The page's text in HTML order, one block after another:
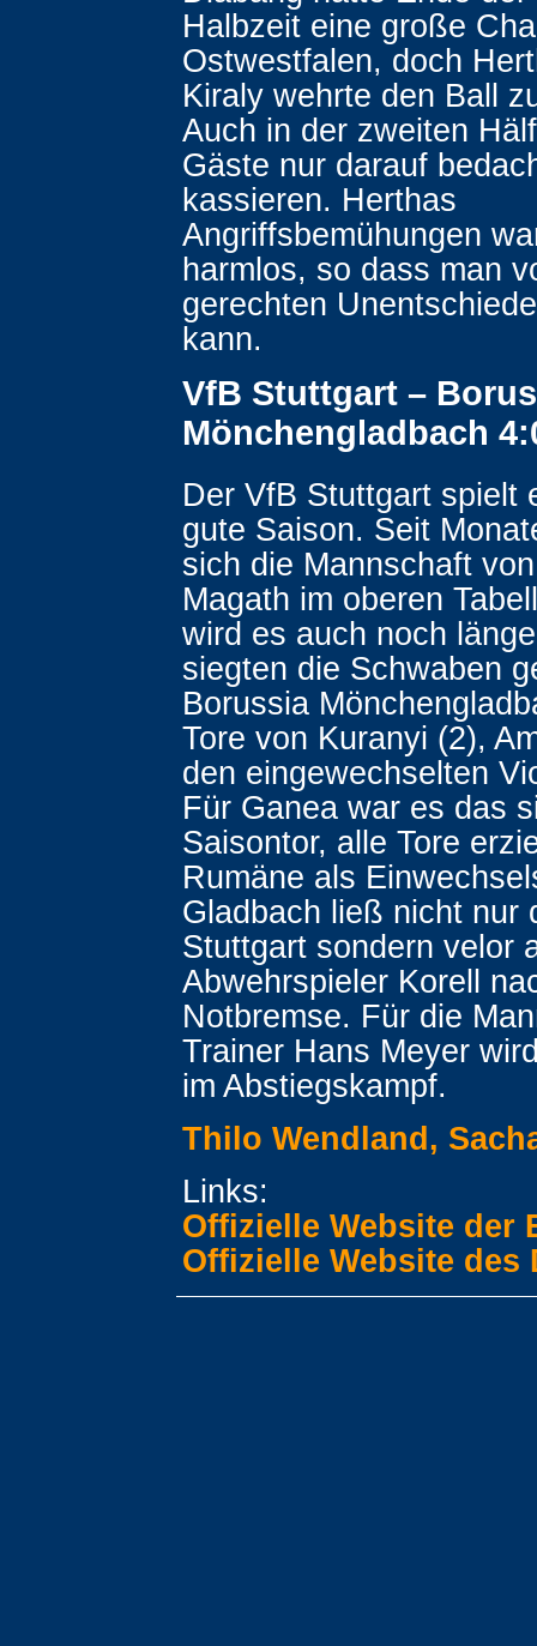
Halbzeit eine große
Ostwestfalen, doch
Kiraly wehrte den Ball
Auch in der zweiten
Gäste nur darauf
kassieren. Herthas
Angriffsbemühungen
harmlos, so dass man
gerechten
kann.
VfB Stuttgart –
Mönchengladbach
Der VfB Stuttgart spielt
gute Saison. Seit
sich die Mannschaft
Magath im oberen
wird es auch noch
siegten die Schwaben
Borussia
Tore von Kuranyi (2),
den eingewechselten
Für Ganea war es das
Saisontor, alle Tore
Rumäne als
Gladbach ließ nicht nur
Stuttgart sondern velor
Abwehrspieler Korell
Notbremse. Für die
Trainer Hans Meyer
im Abstiegskampf.
Thilo Wendland,
Links:
Offizielle Website der
Offizielle Website des